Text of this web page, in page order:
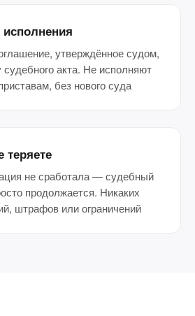
исполнения
утверждённое судом,
судебного акта. Не исполняют
без нового суда
теряете
не сработала — судебный
продолжается. Никаких
штрафов или ограничений